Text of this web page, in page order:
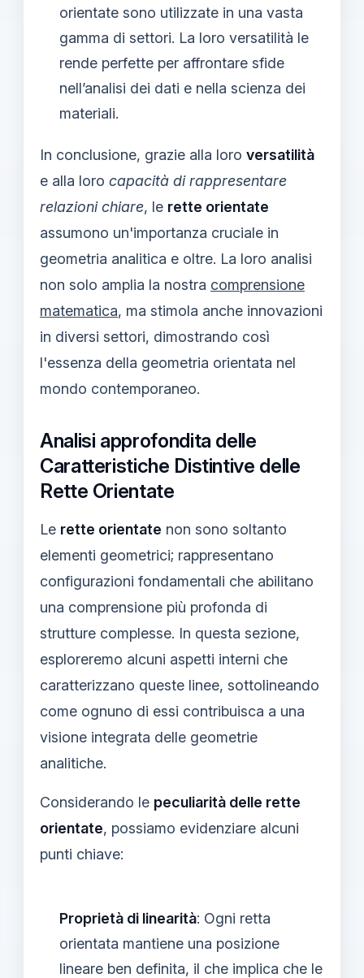
orientate sono utilizzate in una vasta
gamma di settori. La loro versatilità le
rende perfette per affrontare sfide
nell’analisi dei dati e nella scienza dei
materiali.
In conclusione, grazie alla loro versatilità
e alla loro capacità di rappresentare
relazioni chiare, le rette orientate
assumono un'importanza cruciale in
geometria analitica e oltre. La loro analisi
non solo amplia la nostra comprensione
matematica, ma stimola anche innovazioni
in diversi settori, dimostrando così
l'essenza della geometria orientata nel
mondo contemporaneo.
Analisi approfondita delle
Caratteristiche Distintive delle
Rette Orientate
Le rette orientate non sono soltanto
elementi geometrici; rappresentano
configurazioni fondamentali che abilitano
una comprensione più profonda di
strutture complesse. In questa sezione,
esploreremo alcuni aspetti interni che
caratterizzano queste linee, sottolineando
come ognuno di essi contribuisca a una
visione integrata delle geometrie
analitiche.
Considerando le peculiarità delle rette
orientate, possiamo evidenziare alcuni
punti chiave:
Proprietà di linearità: Ogni retta
orientata mantiene una posizione
lineare ben definita, il che implica che le